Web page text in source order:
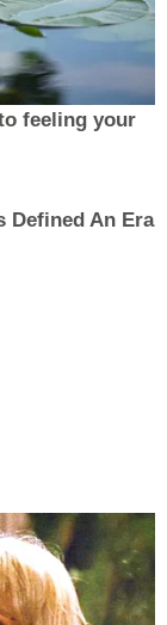
feeling your
Defined An Era